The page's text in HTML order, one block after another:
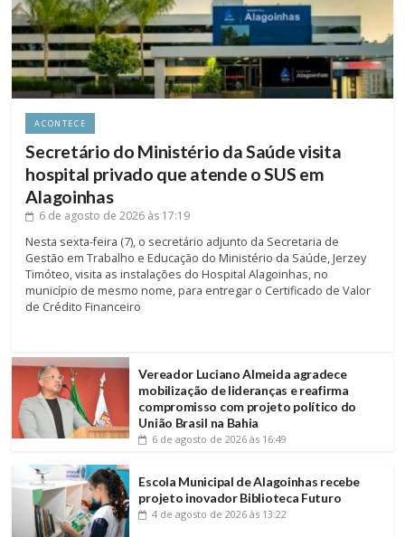
ACONTECE
Secretário do Ministério da Saúde visita
hospital privado que atende o SUS em
Alagoinhas
6 de agosto de 2026 às 17:19
Nesta sexta-feira (7), o secretário adjunto da Secretaria de
Gestão em Trabalho e Educação do Ministério da Saúde, Jerzey
Timóteo, visita as instalações do Hospital Alagoinhas, no
município de mesmo nome, para entregar o Certificado de Valor
de Crédito Financeiro
Vereador Luciano Almeida agradece
mobilização de lideranças e reafirma
compromisso com projeto político do
União Brasil na Bahia
6 de agosto de 2026 às 16:49
Escola Municipal de Alagoinhas recebe
projeto inovador Biblioteca Futuro
4 de agosto de 2026 às 13:22